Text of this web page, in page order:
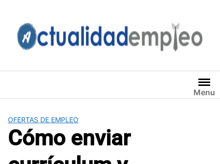
contenido
Menu
OFERTAS DE EMPLEO
Cómo enviar